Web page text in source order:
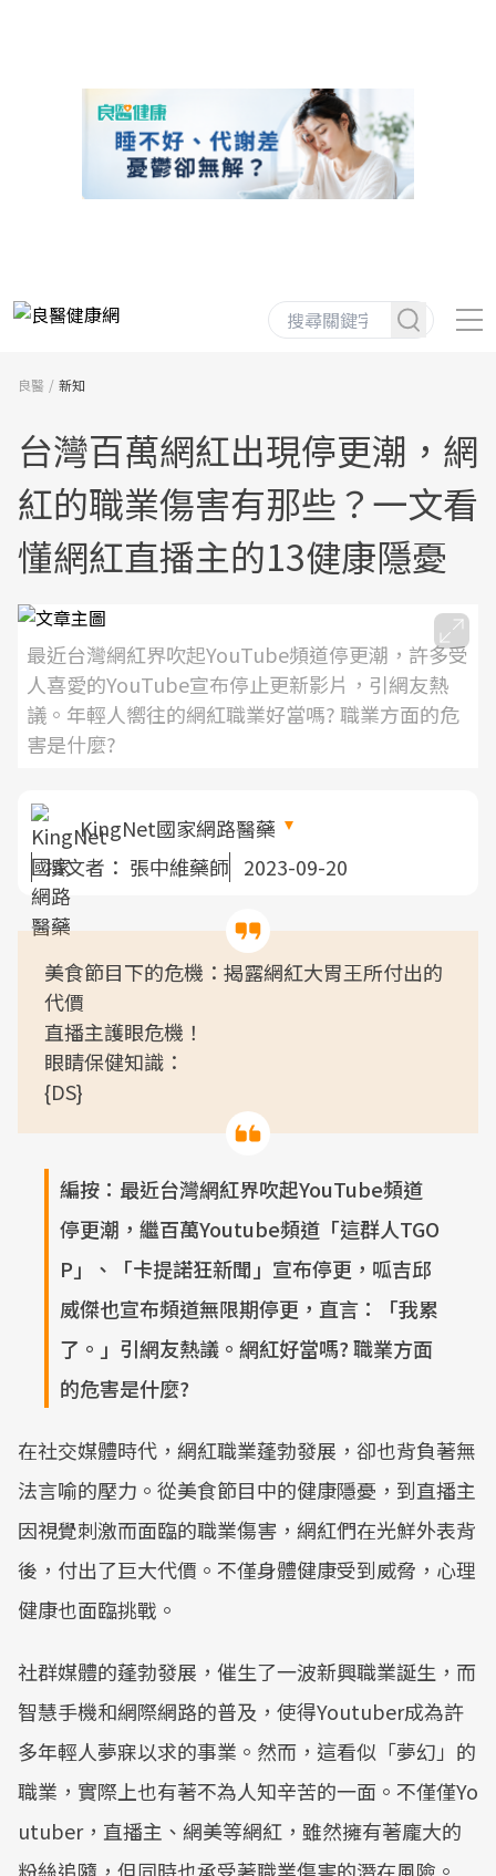
良醫 新知
台灣百萬網紅出現停更潮，網
紅的職業傷害有那些？一文看
懂網紅直播主的13健康隱憂
最近台灣網紅界吹起YouTube頻道停更潮，許多受
人喜愛的YouTube宣布停止更新影片，引網友熱
議。年輕人嚮往的網紅職業好當嗎? 職業方面的危
害是什麼?
KingNet國家網路醫藥
撰文者： 張中維藥師 2023-09-20
美食節目下的危機：揭露網紅大胃王所付出的
代價
直播主護眼危機！
眼睛保健知識：
{DS}
編按：最近台灣網紅界吹起YouTube頻道
停更潮，繼百萬Youtube頻道「這群人TGO
P」、「卡提諾狂新聞」宣布停更，呱吉邱
威傑也宣布頻道無限期停更，直言：「我累
了。」引網友熱議。網紅好當嗎? 職業方面
的危害是什麼?
在社交媒體時代，網紅職業蓬勃發展，卻也背負著無
法言喻的壓力。從美食節目中的健康隱憂，到直播主
因視覺刺激而面臨的職業傷害，網紅們在光鮮外表背
後，付出了巨大代價。不僅身體健康受到威脅，心理
健康也面臨挑戰。
社群媒體的蓬勃發展，催生了一波新興職業誕生，而
智慧手機和網際網路的普及，使得Youtuber成為許
多年輕人夢寐以求的事業。然而，這看似「夢幻」的
職業，實際上也有著不為人知辛苦的一面。不僅僅Yo
utuber，直播主、網美等網紅，雖然擁有著龐大的